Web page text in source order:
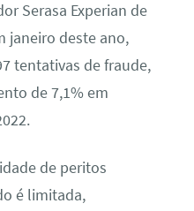
Serasa Experian de
janeiro deste ano,
tentativas de fraude,
de 7,1% em
de peritos
é limitada,